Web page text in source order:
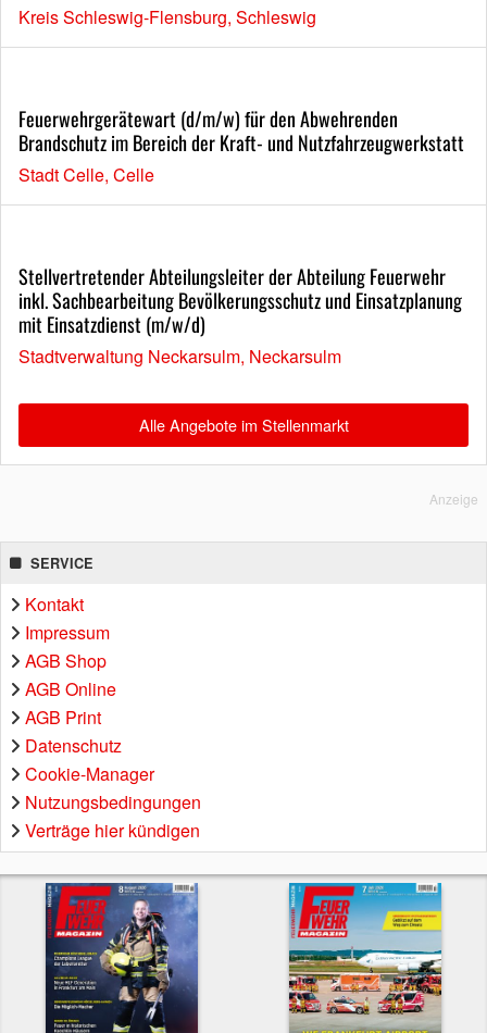
Kreis Schleswig-Flensburg, Schleswig
Feuerwehrgerätewart (d/m/w) für den Abwehrenden
Brandschutz im Bereich der Kraft- und Nutzfahrzeugwerkstatt
Stadt Celle, Celle
Stellvertretender Abteilungsleiter der Abteilung Feuerwehr
inkl. Sachbearbeitung Bevölkerungsschutz und Einsatzplanung
mit Einsatzdienst (m/w/d)
Stadtverwaltung Neckarsulm, Neckarsulm
Alle Angebote im Stellenmarkt
Anzeige
SERVICE
Kontakt
Impressum
AGB Shop
AGB Online
AGB Print
Datenschutz
Cookie-Manager
Nutzungsbedingungen
Verträge hier kündigen